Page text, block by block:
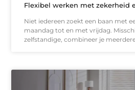
Flexibel werken met zekerheid
Niet iedereen zoekt een baan met
maandag tot en met vrijdag.
zelfstandige, combineer je